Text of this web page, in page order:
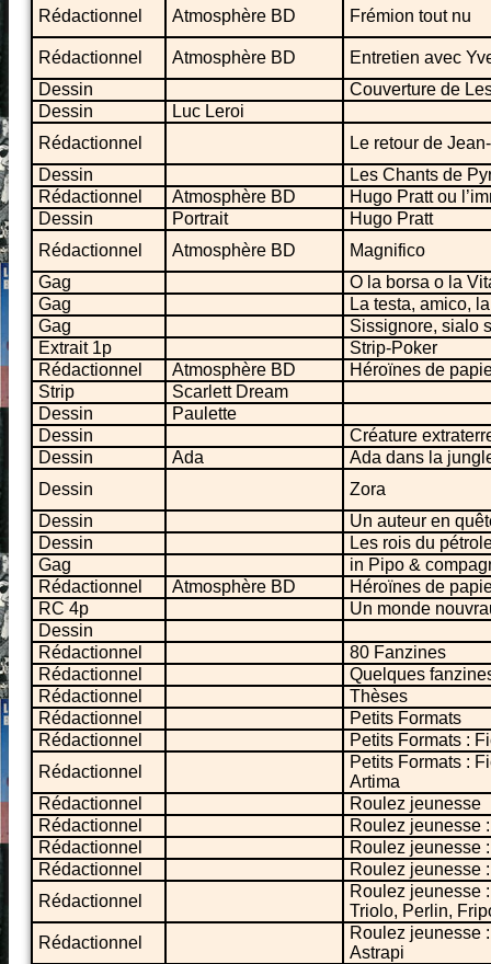
Rédactionnel
Atmosphère BD Frémion tout nu
Rédactionnel Atmosphère BD
Entretien avec
Dessin
Couverture de
Dessin
Luc Leroi
Rédactionnel
Le retour de
Dessin
Les Chants de
Rédactionnel
Atmosphère BD
Hugo Pratt ou
Dessin
Portrait
Hugo Pratt
Rédactionnel
Atmosphère BD
Magnifico
Gag
O la borsa o la
Gag
La testa, amico,
Gag
Sissignore, sialo
Extrait 1p
Strip-Poker
Rédactionnel
Atmosphère BD
Héroïnes de
Strip
Scarlett Dream
Dessin
Paulette
Dessin
Créature
Dessin
Ada
Ada dans la
Dessin
Zora
Dessin
Un auteur en
Dessin
Les rois du
Gag
in Pipo &
Rédactionnel
Atmosphère BD
Héroïnes de
RC 4p
Un monde
Dessin
Rédactionnel
80 Fanzines
Rédactionnel
Quelques
Rédactionnel
Thèses
Rédactionnel
Petits Formats
Rédactionnel
Petits Formats :
Rédactionnel
Petits Formats :
Artima
Rédactionnel
Roulez jeunesse
Rédactionnel
Roulez jeunesse
Rédactionnel
Roulez jeunesse
Rédactionnel
Roulez jeunesse
Rédactionnel
Roulez jeunesse
Triolo, Perlin,
Rédactionnel
Roulez jeunesse
Astrapi